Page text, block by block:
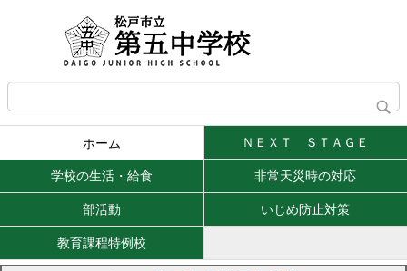
ホーム ＮＥＸＴ ＳＴＡＧＥ
学校の生活・給食 非常天災時の対応
部活動 いじめ防止対策
教育課程特例校